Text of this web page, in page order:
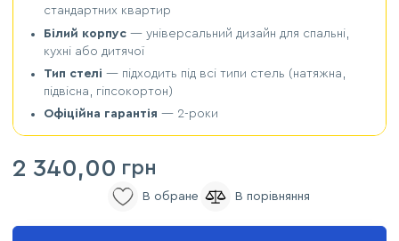
стандартних квартир
Білий корпус — універсальний дизайн для спальні,
кухні або дитячої
Тип стелі — підходить під всі типи стель (натяжна,
підвісна, гіпсокортон)
Офіційна гарантія — 2-роки
2 340,00 грн